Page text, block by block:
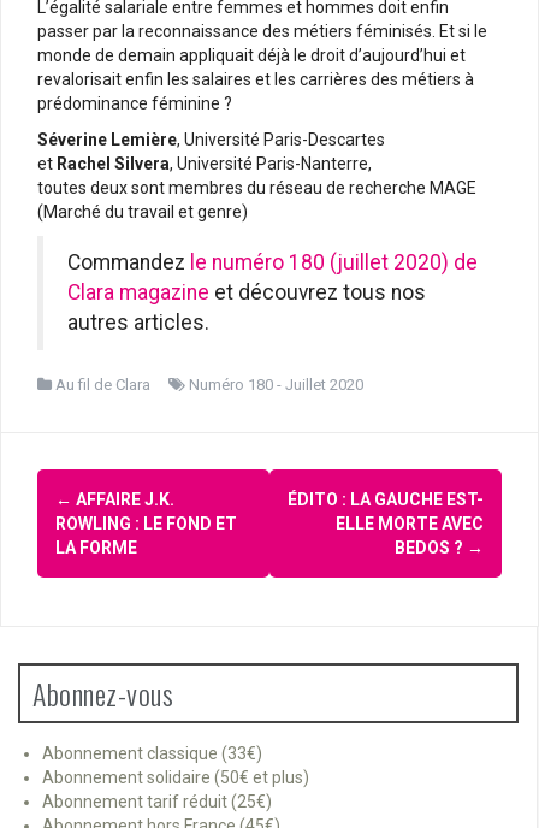
L’égalité salariale entre femmes et hommes doit enfin
passer par la reconnaissance des métiers féminisés. Et si le
monde de demain appliquait déjà le droit d’aujourd’hui et
revalorisait enfin les salaires et les carrières des métiers à
prédominance féminine ?
Séverine Lemière, Université Paris-Descartes
et Rachel Silvera, Université Paris-Nanterre,
toutes deux sont membres du réseau de recherche MAGE
(Marché du travail et genre)
Commandez le numéro 180 (juillet 2020) de
Clara magazine et découvrez tous nos
autres articles.
Au fil de Clara Numéro 180 - Juillet 2020
Navigation
d'article
← AFFAIRE J.K.
ROWLING : LE FOND ET
LA FORME
ÉDITO : LA GAUCHE EST-
ELLE MORTE AVEC
BEDOS ? →
Abonnez-vous
Abonnement classique (33€)
Abonnement solidaire (50€ et plus)
Abonnement tarif réduit (25€)